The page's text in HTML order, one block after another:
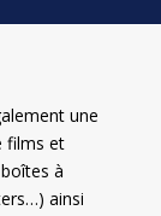
une
films et
à
ainsi